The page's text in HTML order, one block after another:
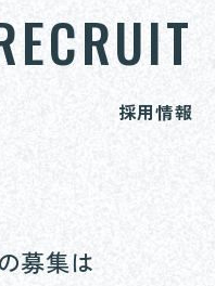
採用情報
募集は